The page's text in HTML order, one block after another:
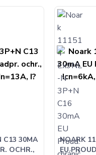
C13 30MA
OCHR.,
NOARK
EU